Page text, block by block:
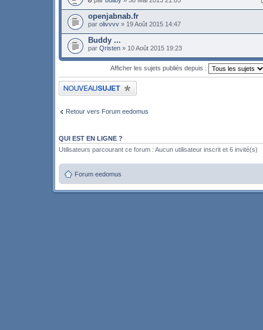
openjabnab.fr
par olivvvv » 19 Août 2015 14:47
Buddy ...
par Qristen » 10 Août 2015 19:23
Afficher les sujets publiés depuis :
Publier un nouveau sujet
Retour vers Forum eedomus
QUI EST EN LIGNE ?
Utilisateurs parcourant ce forum : Aucun utilisateur inscrit et 6 invité(s)
Forum eedomus